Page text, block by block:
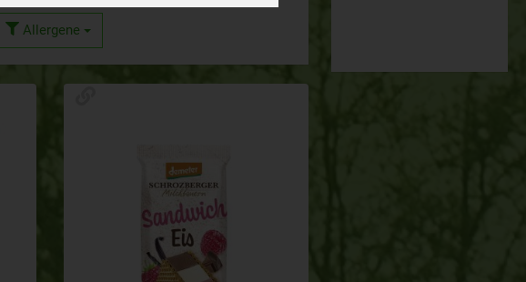
Allergene